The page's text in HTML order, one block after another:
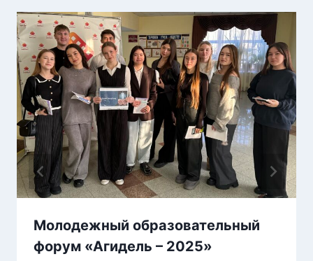
Молодежный образовательный
форум «Агидель – 2025»